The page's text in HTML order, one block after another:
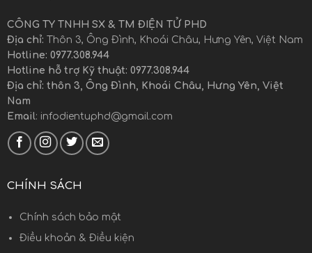
CÔNG TY TNHH SX & TM ĐIỆN TỬ PHD
Địa chỉ: Thôn 3, Ông Đình, Khoái Châu, Hưng Yên, Việt Nam
Hotline: 0977.308.944
Hotline hỗ trợ Kỹ thuật: 0977.308.944
Địa chỉ: thôn 3, Ông Đình, Khoái Châu, Hưng Yên, Việt
Nam
Email: infodientuphd@gmail.com
CHÍNH SÁCH
Chính sách bảo mật
Điều khoản & Điều kiện